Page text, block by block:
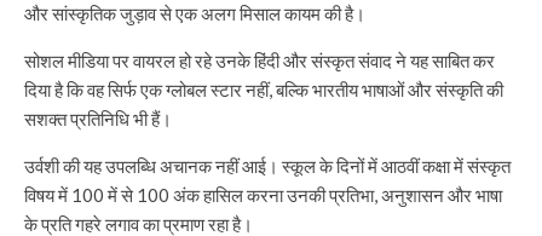
और सांस्कृतिक जुड़ाव से एक अलग मिसाल कायम की है।
सोशल मीडिया पर वायरल हो रहे उनके हिंदी और संस्कृत संवाद ने यह साबित कर
दिया है कि वह सिर्फ एक ग्लोबल स्टार नहीं, बल्कि भारतीय भाषाओं और संस्कृति की
सशक्त प्रतिनिधि भी हैं।
उर्वशी की यह उपलब्धि अचानक नहीं आई। स्कूल के दिनों में आठवीं कक्षा में संस्कृत
विषय में 100 में से 100 अंक हासिल करना उनकी प्रतिभा, अनुशासन और भाषा
के प्रति गहरे लगाव का प्रमाण रहा है।